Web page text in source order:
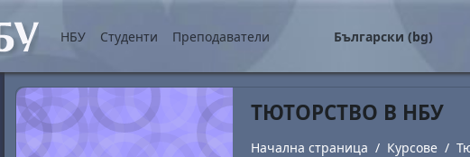
Прескочи на основното съдържание
НБУ Студенти Преподаватели Български ‎(bg)‎
ТЮТОРСТВО В НБУ
Начална страница Курсове